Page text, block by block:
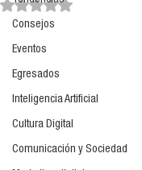
Consejos
Eventos
Egresados
Inteligencia Artificial
Cultura Digital
Comunicación y Sociedad
Obtuvo NaN de 5